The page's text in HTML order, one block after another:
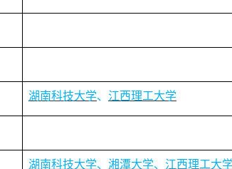
湖南科技大学、 江西理工大学
湖南科技大学、 湘潭大学、 江西理工大